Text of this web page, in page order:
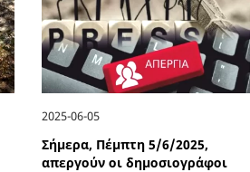
2025-06-05
Σήμερα, Πέμπτη 5/6/2025,
απεργούν οι δημοσιογράφοι